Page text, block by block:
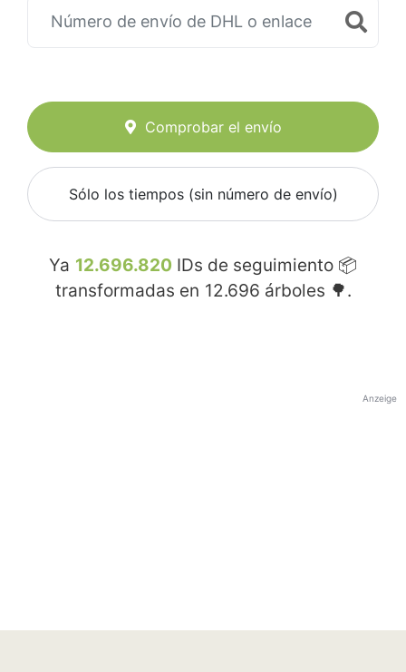
Comprobar el envío
Sólo los tiempos (sin número de envío)
Ya 12.696.820 IDs de seguimiento 📦
transformadas en 12.696 árboles 🌳.
Anzeige